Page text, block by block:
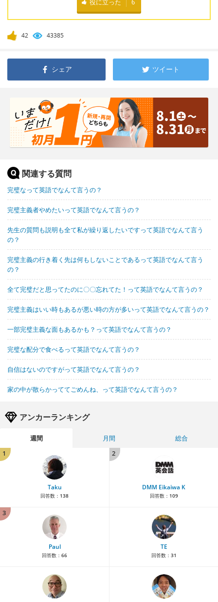
役に立った 6
42 43385
シェア ツイート
関連する質問
完璧なって英語でなんて言うの？
完璧主義者やめたいって英語でなんて言うの？
先生の質問も説明も全て私が繰り返したいですって英語でなんて言う
の？
完璧主義の行き着く先は何もしないことであるって英語でなんて言う
の？
全て完璧だと思ってたのに〇〇忘れてた！って英語でなんて言うの？
完璧主義はいい時もあるが悪い時の方が多いって英語でなんて言うの？
一部完璧主義な面もあるかも？って英語でなんて言うの？
完璧な配分で食べるって英語でなんて言うの？
自信はないのですがって英語でなんて言うの？
家の中が散らかっててごめんね、って英語でなんて言うの？
アンカーランキング
週間 月間
総合
1
Taku
回答数： 138
2
DMM Eikaiwa K
回答数： 109
3
Paul
回答数： 66
TE
回答数： 31